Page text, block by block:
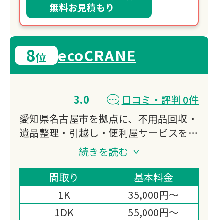
無料お見積もり
8位 ecoCRANE
3.0
口コミ・評判 0件
愛知県名古屋市を拠点に、不用品回収・
遺品整理・引越し・便利屋サービスを提
供するecoCRANE。24時間365日対応
で、お見積もり後の追加料金なし。家具
組み立てや模様替えなど幅広いニーズに
対応し、地域に寄り添った丁寧なサービ
スを適正価格でお届けします。
続きを読む
間取り
基本料金
1K
35,000円～
1DK
55,000円～